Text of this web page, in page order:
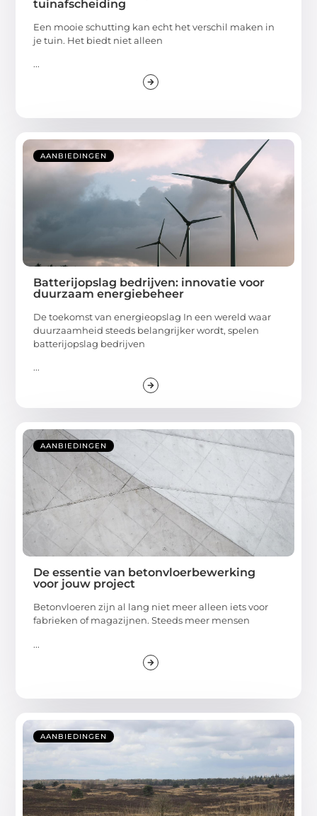
tuinafscheiding
Een mooie schutting kan echt het verschil maken in
je tuin. Het biedt niet alleen
...
AANBIEDINGEN
Batterijopslag bedrijven: innovatie voor
duurzaam energiebeheer
De toekomst van energieopslag In een wereld waar
duurzaamheid steeds belangrijker wordt, spelen
batterijopslag bedrijven
...
AANBIEDINGEN
De essentie van betonvloerbewerking
voor jouw project
Betonvloeren zijn al lang niet meer alleen iets voor
fabrieken of magazijnen. Steeds meer mensen
...
AANBIEDINGEN